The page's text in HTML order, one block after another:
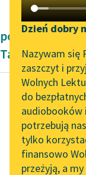
Katalog DAISY
Podkasty o
Aktualności
„Prokurator
do słuchania
Byliśmy częścią
Lab
Zapraszamy na
online z
Dzień dobry
Nazywam się
zaszczyt i
Wolnych
do
audiobooków
potrzebują
tylko
finansowo
przeżyją, a
powieści
Tańskich